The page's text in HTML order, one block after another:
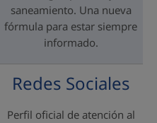
saneamiento. Una nueva
fórmula para estar siempre
informado.
Redes Sociales
Perfil oficial de atención al